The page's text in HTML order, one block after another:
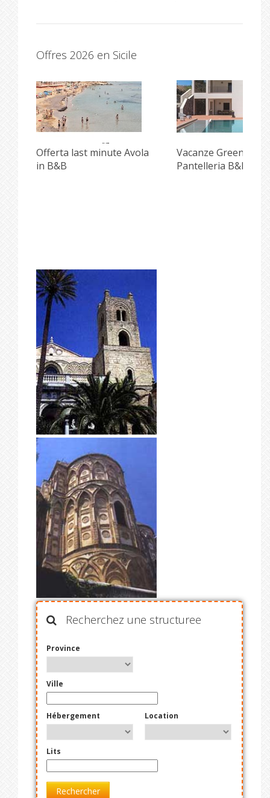
Offres 2026 en Sicile
Offerta last minute Avola
in B&B
Vacanze Green e
Pantelleria B&B
Recherchez une structuree
Province
Ville
Hébergement Location
Lits
Rechercher